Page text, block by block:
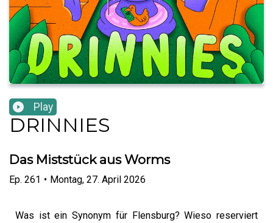
Play
DRINNIES
Das Miststück aus Worms
Ep. 261 • Montag, 27. April 2026
Was ist ein Synonym für Flensburg? Wieso reserviert